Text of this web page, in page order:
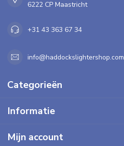
6222 CP Maastricht
+31 43 363 67 34
info@haddockslightershop.com
Categorieën
Informatie
Mijn account